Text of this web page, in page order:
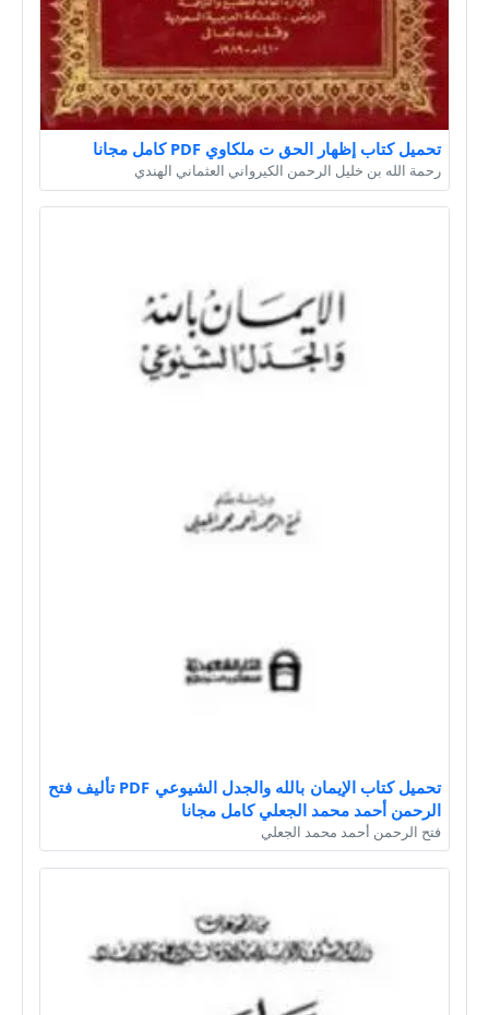
تحميل كتاب إظهار الحق ت ملكاوي PDF كامل مجانا
رحمة الله بن خليل الرحمن الكيرواني العثماني الهندي
تحميل كتاب الإيمان بالله والجدل الشيوعي PDF تأليف فتح
الرحمن أحمد محمد الجعلي كامل مجانا
فتح الرحمن أحمد محمد الجعلي